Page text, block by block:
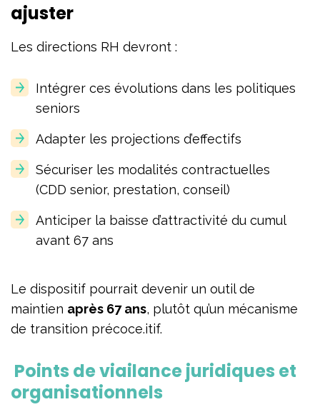
ajuster
Les directions RH devront :
Intégrer ces évolutions dans les politiques
seniors
Adapter les projections d’effectifs
Sécuriser les modalités contractuelles
(CDD senior, prestation, conseil)
Anticiper la baisse d’attractivité du cumul
avant 67 ans
Le dispositif pourrait devenir un outil de
maintien après 67 ans, plutôt qu’un mécanisme
de transition précoce.itif.
Points de vigilance juridiques et
organisationnels